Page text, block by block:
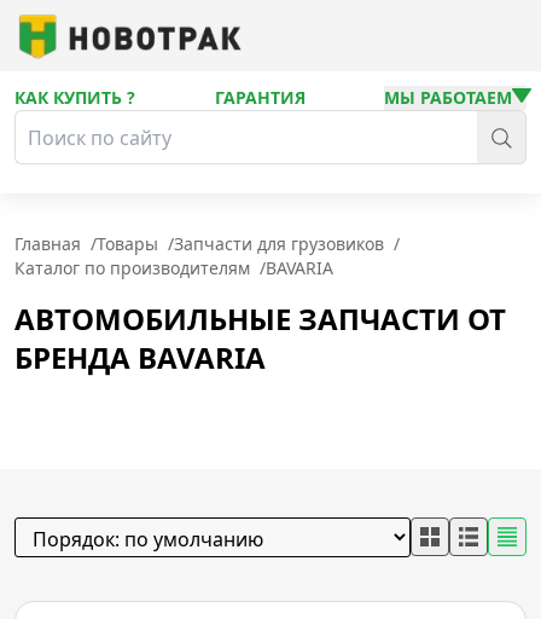
КАК КУПИТЬ ? ГАРАНТИЯ МЫ РАБОТАЕМ
Главная /Товары /Запчасти для грузовиков /
Каталог по производителям /BAVARIA
АВТОМОБИЛЬНЫЕ ЗАПЧАСТИ ОТ
БРЕНДА BAVARIA